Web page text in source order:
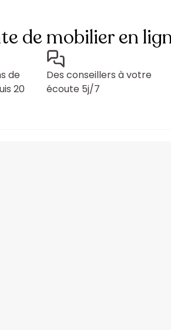
de mobilier en
de
20
Des conseillers à votre
écoute 5j/7